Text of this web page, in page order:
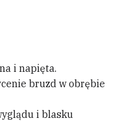
i napięta.
bruzd w obrębie
i blasku